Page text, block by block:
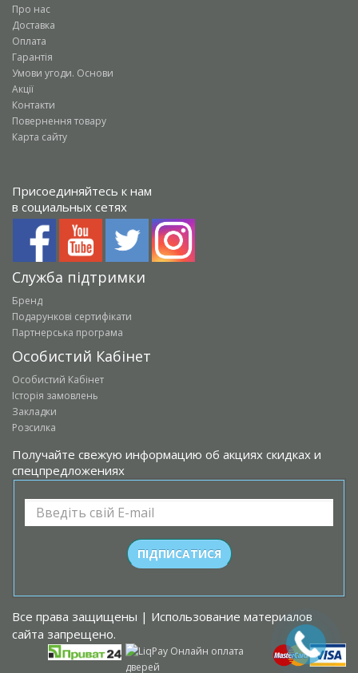
Про нас
Доставка
Оплата
Гарантія
Умови угоди. Основи
Акції
Контакти
Повернення товару
Карта сайту
Присоединяйтесь к нам
в социальных сетях
Служба підтримки
Бренд
Подарункові сертифікати
Партнерська програма
Особистий Кабінет
Особистий Кабінет
Історія замовлень
Закладки
Розсилка
Получайте свежую информацию об акциях скидках и
спецпредложениях
Все права защищены | Использование материалов
сайта запрещено.